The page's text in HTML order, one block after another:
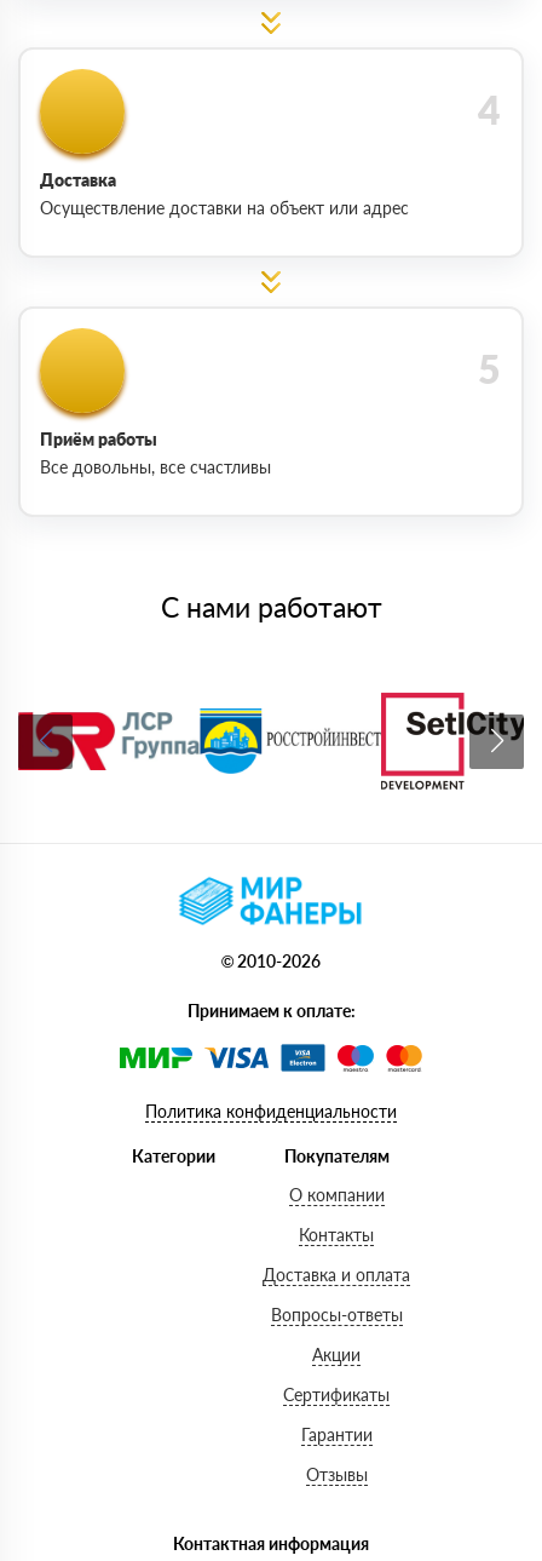
Доставка
Осуществление доставки на объект или адрес
Приём работы
Все довольны, все счастливы
С нами работают
© 2010-2026
Принимаем к оплате:
Политика конфиденциальности
Категории
Покупателям
О компании
Контакты
Доставка и оплата
Вопросы-ответы
Акции
Сертификаты
Гарантии
Отзывы
Контактная информация